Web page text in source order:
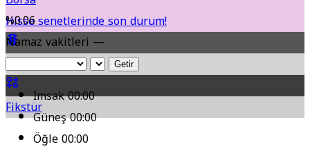
Hisse senetlerinde son durum!
Yol Durumu
Fikstür
%0.06
Namaz vakitleri —
Getir
İmsak00:00
Güneş00:00
Öğle00:00